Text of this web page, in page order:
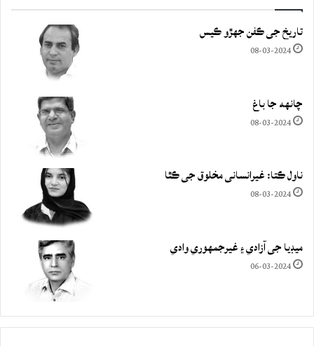
تاريخ جي ڪفن جھڙو ڪيس
08-03-2024
چانهه جا باغ
08-03-2024
ناول ڪتا: غيرانساني مخلوق جي ڪٿا
08-03-2024
ميڊيا جي آزادي ۽ غيرجمھوري وادي
06-03-2024